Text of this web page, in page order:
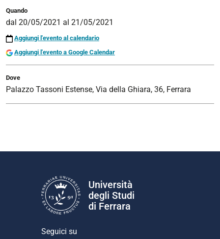
2021,
III
edizione
Quando
dal 20/05/2021 al 21/05/2021
Aggiungi l'evento al calendario
Aggiungi l'evento a Google Calendar
Dove
Palazzo Tassoni Estense, Via della Ghiara, 36, Ferrara
Università
degli Studi
di Ferrara
Seguici su